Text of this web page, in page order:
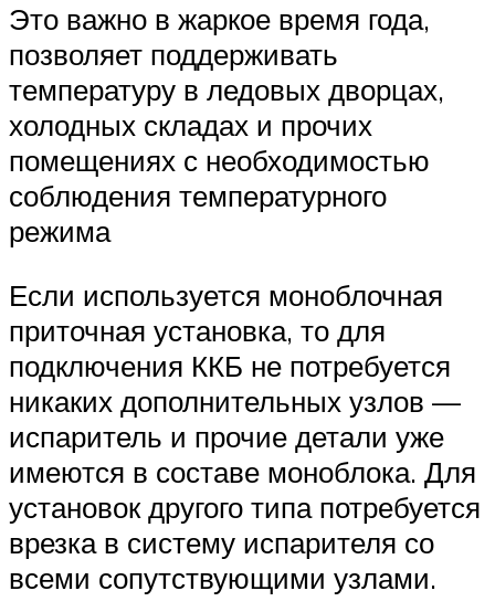
Это важно в жаркое время года,
позволяет поддерживать
температуру в ледовых дворцах,
холодных складах и прочих
помещениях с необходимостью
соблюдения температурного
режима
Если используется моноблочная
приточная установка, то для
подключения ККБ не потребуется
никаких дополнительных узлов —
испаритель и прочие детали уже
имеются в составе моноблока. Для
установок другого типа потребуется
врезка в систему испарителя со
всеми сопутствующими узлами.